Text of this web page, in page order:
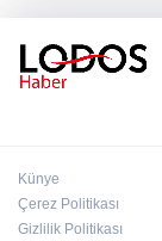
Künye
Çerez Politikası
Gizlilik Politikası